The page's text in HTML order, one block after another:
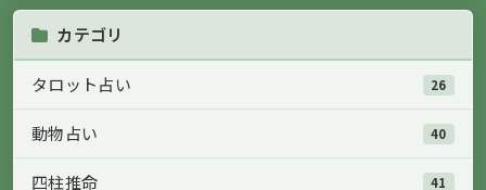
カテゴリ
タロット占い 26
動物占い 40
四柱推命 41